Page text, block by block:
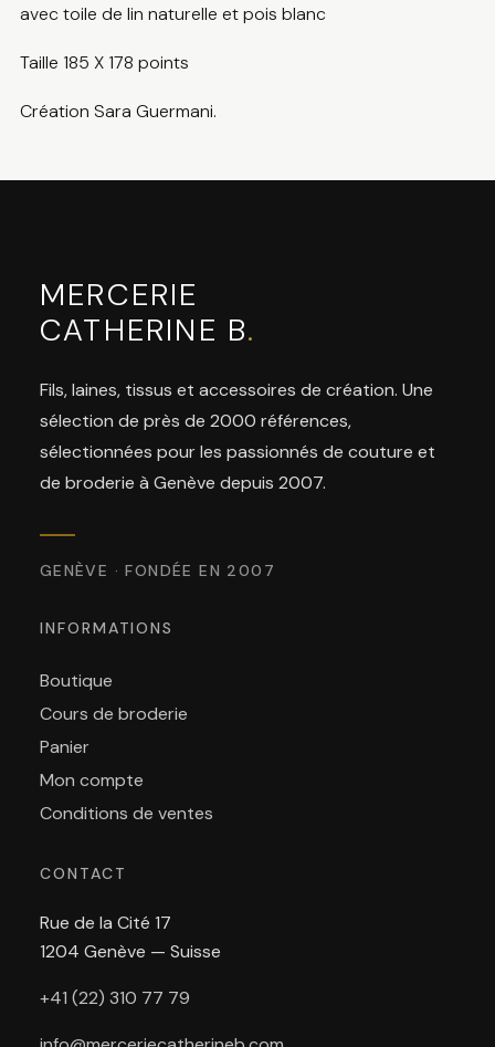
avec toile de lin naturelle et pois blanc
Taille 185 X 178 points
Création Sara Guermani.
MERCERIE
CATHERINE B.
Fils, laines, tissus et accessoires de création. Une
sélection de près de 2000 références,
sélectionnées pour les passionnés de couture et
de broderie à Genève depuis 2007.
GENÈVE · FONDÉE EN 2007
INFORMATIONS
Boutique
Cours de broderie
Panier
Mon compte
Conditions de ventes
CONTACT
Rue de la Cité 17
1204 Genève — Suisse
+41 (22) 310 77 79